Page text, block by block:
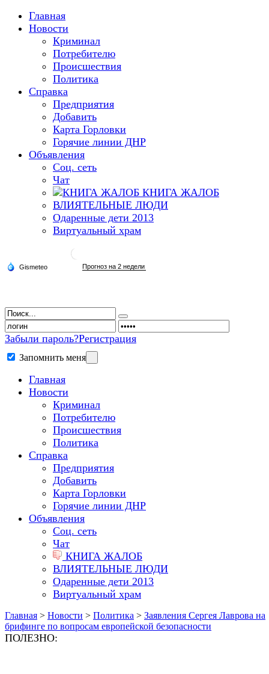
Главная
Новости
Криминал
Потребителю
Происшествия
Политика
Справка
Предприятия
Добавить
Карта Горловки
Горячие линии ДНР
Объявления
Соц. сеть
Чат
КНИГА ЖАЛОБ
ВЛИЯТЕЛЬНЫЕ ЛЮДИ
Одаренные дети 2013
Виртуальный храм
Забыли пароль?Регистрация
Запомнить меня
Главная
Новости
Криминал
Потребителю
Происшествия
Политика
Справка
Предприятия
Добавить
Карта Горловки
Горячие линии ДНР
Объявления
Соц. сеть
Чат
КНИГА ЖАЛОБ
ВЛИЯТЕЛЬНЫЕ ЛЮДИ
Одаренные дети 2013
Виртуальный храм
Главная > Новости > Политика > Заявления Сергея Лаврова на
брифинге по вопросам европейской безопасности
ПОЛЕЗНО: